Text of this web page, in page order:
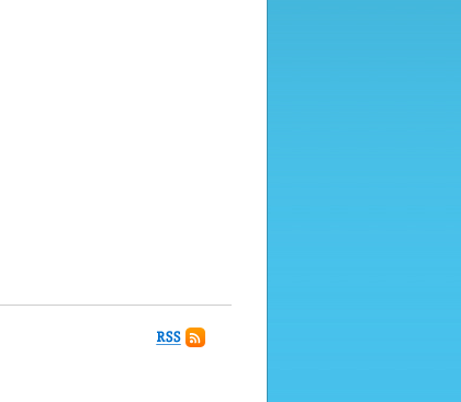
Подписаться